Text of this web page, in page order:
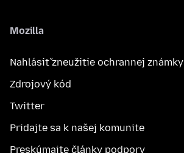
Mozilla
Nahlásiť zneužitie ochrannej známky
Zdrojový kód
Twitter
Pridajte sa k našej komunite
Preskúmajte články podpory